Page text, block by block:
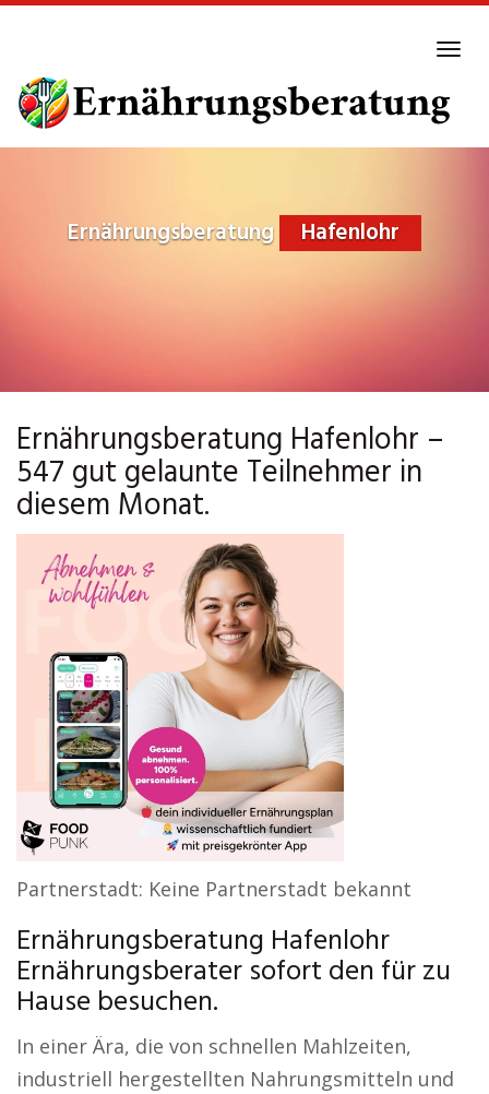
main
content
Ernährungsberatung Hafenlohr
Ernährungsberatung Hafenlohr –
547 gut gelaunte Teilnehmer in
diesem Monat.
Partnerstadt: Keine Partnerstadt bekannt
Ernährungsberatung Hafenlohr
Ernährungsberater sofort den für zu
Hause besuchen.
In einer Ära, die von schnellen Mahlzeiten,
industriell hergestellten Nahrungsmitteln und